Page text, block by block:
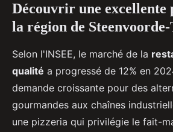
Découvrez le
steenvoorde-
Orion• 13/05/2026 20:01•8 min de
Découvrir une excellente
la région de
Selon l'INSEE, le marché de la
qualité a progressé de 12% en
demande croissante pour des
gourmandes aux chaînes
une pizzeria qui privilégie le fait-